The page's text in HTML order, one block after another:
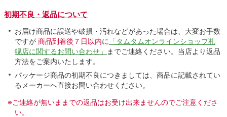
初期不良・返品について
お届け商品に誤送や破損・汚れなどがあった場合は、大変お手数
ですが 商品到着後７日以内に 「タムタムオンラインショップ札
幌店に関するお問い合わせ」
までご連絡ください。当店より返品
方法をご案内いたします。
パッケージ商品の初期不良につきましては、商品に記載されてい
るメーカーへ直接お問い合わせください。
※ご連絡が無いままでの返品はお受け出来ませんのでご注意くださ
い。